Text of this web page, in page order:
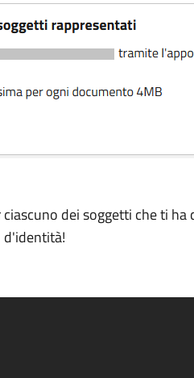
dei soggetti che ti
d'identità!